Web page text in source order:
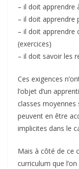
– il doit apprendre
– il doit apprendre
– il doit apprendre
(exercices)
– il doit savoir les
Ces exigences
l’objet d’un
classes moyennes
peuvent en être
implicites dans le
Mais à côté de ce
curriculum que